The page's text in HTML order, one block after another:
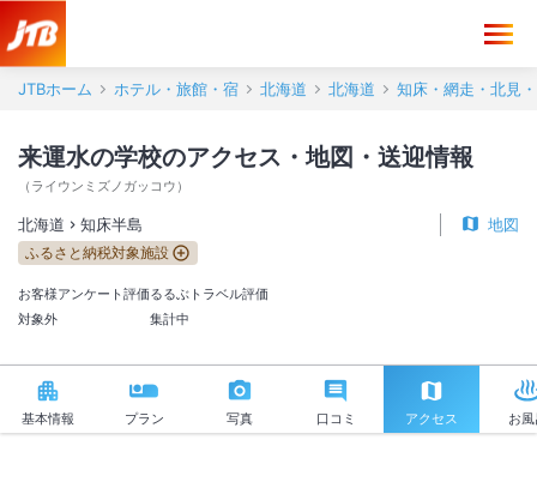
JTBホーム ホテル・旅館・宿 北海道 北海道 知床・網走・北見
来運水の学校のアクセス・地図・送迎情報
（ ライウンミズノガッコウ ）
北海道 知床半島 地図
ふるさと納税対象施設
お客様アンケート評価
対象外
るるぶトラベル評価
集計中
基本情報 プラン 写真 口コミ アクセス お